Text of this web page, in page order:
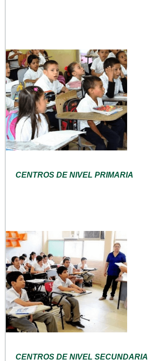
CENTROS DE NIVEL PRIMARIA
CENTROS DE NIVEL SECUNDARIA